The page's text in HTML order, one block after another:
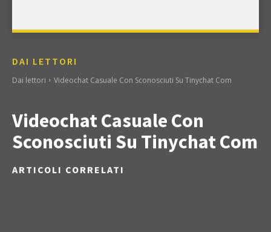
DAI LETTORI
Dai lettori Videochat Casuale Con Sconosciuti Su Tinychat Com
Videochat Casuale Con
Sconosciuti Su Tinychat Com
ARTICOLI CORRELATI